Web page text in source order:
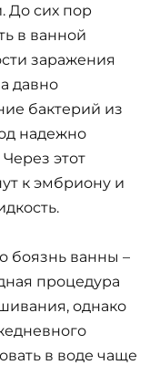
До сих пор
в ванной
заражения
давно
бактерий из
надежно
этот
к эмбриону и
боязнь ванны –
процедура
однако
в воде чаще